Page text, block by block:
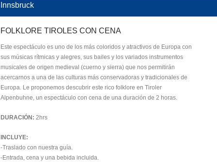
Innsbruck
FOLKLORE TIROLES CON CENA
Este espectáculo es uno de los más coloridos y atractivos de Europa con
sus músicas rítmicas y alegres, sus bailes y los variados instrumentos
musicales de origen medieval (cuerno y sierra) que nos permitirán
acercarnos a una de las culturas más conservadoras y tradicionales de
Europa. Le proponemos descubrir este rico folklore en Tiroler
Alpenbuhne, un espectáculo con cena de una duración de 2 horas.
DURACIÓN: 2hrs
INCLUYE:
-Traslado con nuestra guía.
-Entrada, cena y una bebida incluida.